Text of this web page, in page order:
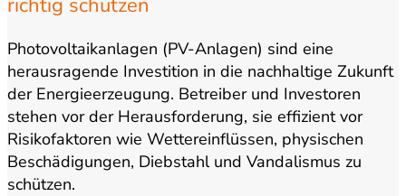
Photovoltaikanlagen (PV-Anlagen) sind eine
herausragende Investition in die nachhaltige Zukunft
der Energieerzeugung. Betreiber und Investoren
stehen vor der Herausforderung, sie effizient vor
Risikofaktoren wie Wettereinflüssen, physischen
Beschädigungen, Diebstahl und Vandalismus zu
schützen.